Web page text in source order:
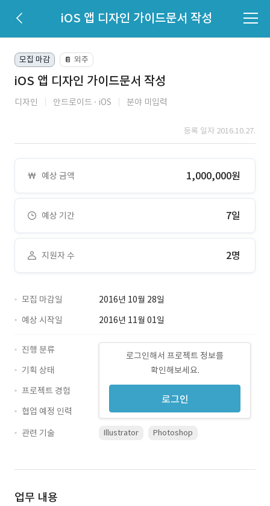
iOS 앱 디자인 가이드문서 작성
모집 마감 📔 외주
iOS 앱 디자인 가이드문서 작성
디자인 안드로이드 iOS 분야 미입력
등록 일자 2016.10.27.
예상 금액 1,000,000원
예상 기간 7일
지원자 수 2명
모집 마감일
2016년 10월 28일
예상 시작일
2016년 11월 01일
로그인해서 프로젝트 정보를
확인해보세요.
로그인
진행 분류
기획 상태
프로젝트 경험
협업 예정 인력
관련 기술
Illustrator Photoshop
업무 내용